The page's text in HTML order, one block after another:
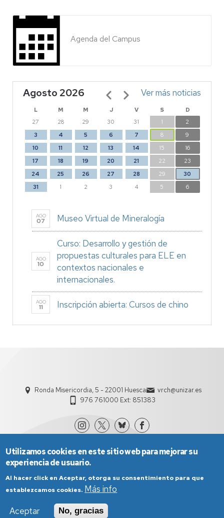
Agenda del Campus
Agosto 2026
L M M J V S
D
27
28 29 30 31 1
2
3
4 5 6 7 8
9
10
11 12 13 14 15
16
17
18 19 20 21 22
23
24
25 26 27 28 29
30
31
1 2 3 4 5 6
Paginación Ver más noticias
AGO
07 Museo Virtual de Mineralogía
AGO
10
Curso: Desarrollo y gestión de
propuestas culturales para ELE en
contextos nacionales e
internacionales.
AGO
11 Inscripción abierta: Cursos de chino
Ronda Misericordia, 5 - 22001 Huesca
vrch@unizar.es
976 761000 Ext: 851383
Política de Privacidad
Utilizamos cookies en este sitio web para mejorar su
experiencia de usuario.
Al hacer click en Aceptar, otorga su consentimiento para que
establezcamos cookies. Más info
Aceptar
No, gracias